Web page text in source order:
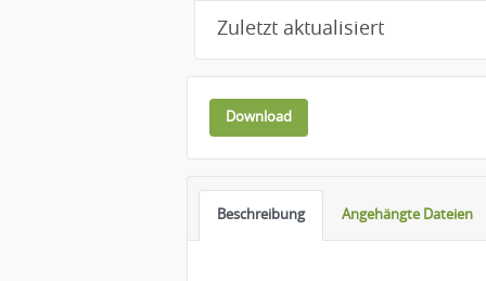
Zuletzt aktualisiert
Download
Beschreibung Angehängte Dateien